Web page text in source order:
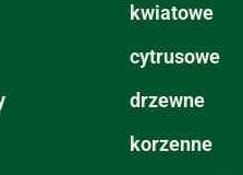
kwiatowe
cytrusowe
drzewne
korzenne